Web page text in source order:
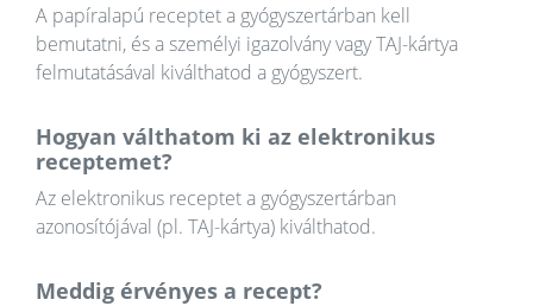
A papíralapú receptet a gyógyszertárban kell
bemutatni, és a személyi igazolvány vagy TAJ-kártya
felmutatásával kiválthatod a gyógyszert.
Hogyan válthatom ki az elektronikus
receptemet?
Az elektronikus receptet a gyógyszertárban
azonosítójával (pl. TAJ-kártya) kiválthatod.
Meddig érvényes a recept?